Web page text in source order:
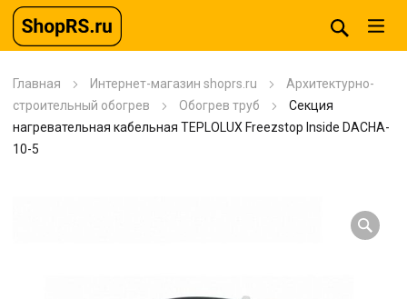
Главная Интернет-магазин shoprs.ru
Архитектурно-
строительный обогрев
Обогрев труб
Секция
нагревательная кабельная TEPLOLUX Freezstop Inside DACHA-
10-5